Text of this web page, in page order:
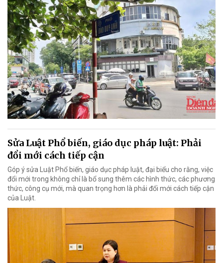
Sửa Luật Phổ biến, giáo dục pháp luật: Phải
đổi mới cách tiếp cận
Góp ý sửa Luật Phổ biến, giáo dục pháp luật, đại biểu cho rằng, việc
đổi mới trong không chỉ là bổ sung thêm các hình thức, các phương
thức, công cụ mới, mà quan trọng hơn là phải đổi mới cách tiếp cận
của Luật.